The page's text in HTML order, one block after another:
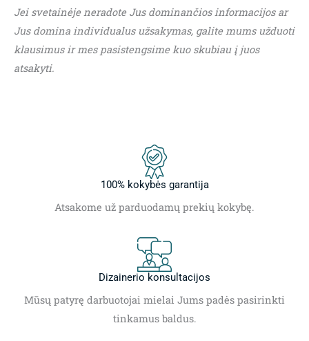
Jei svetainėje neradote Jus dominančios informacijos ar
Jus domina individualus užsakymas, galite mums užduoti
klausimus ir mes pasistengsime kuo skubiau į juos
atsakyti.
100% kokybės garantija
Atsakome už parduodamų prekių kokybę.
Dizainerio konsultacijos
Mūsų patyrę darbuotojai mielai Jums padės pasirinkti
tinkamus baldus.